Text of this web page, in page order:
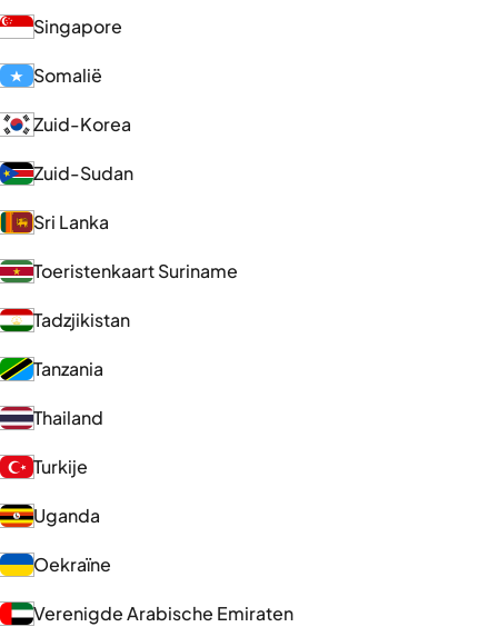
Singapore
Somalië
Zuid-Korea
Zuid-Sudan
Sri Lanka
Toeristenkaart Suriname
Tadzjikistan
Tanzania
Thailand
Turkije
Uganda
Oekraïne
Verenigde Arabische Emiraten